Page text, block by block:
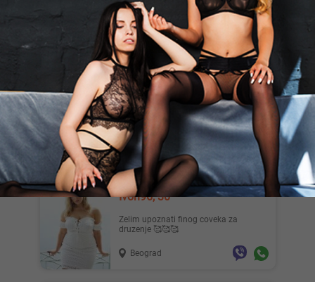
Devojke/Dame iz NS, javite se.
Devojke/Dame iz NS, javite se.
Novi Sad
Davor, 28
Mlad momak (28g) stoji na usluzi svim
zainteresovanim damama iz Novog
Sada. Elokventan, prijatan...
Novi Sad
Ivon96, 30
Zelim upoznati finog coveka za
druzenje 🥰🥰🥰
Beograd